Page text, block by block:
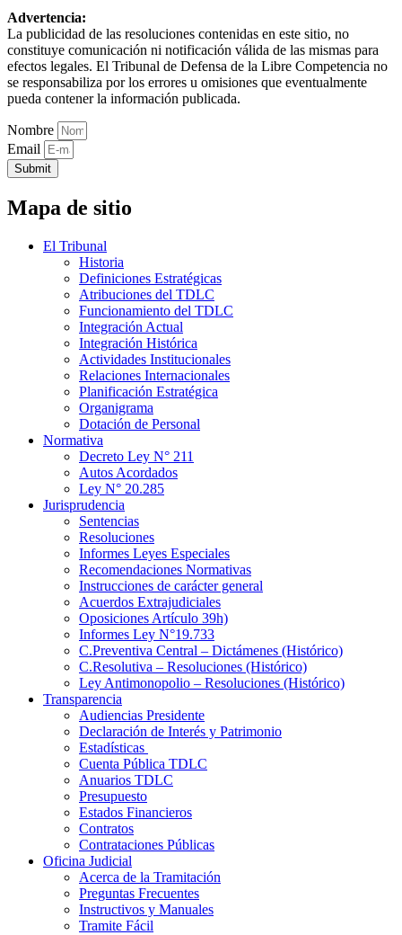
Advertencia:
La publicidad de las resoluciones contenidas en este sitio, no
constituye comunicación ni notificación válida de las mismas para
efectos legales. El Tribunal de Defensa de la Libre Competencia no
se responsabiliza por los errores u omisiones que eventualmente
pueda contener la información publicada.
Nombre
Email
Submit
Mapa de sitio
El Tribunal
Historia
Definiciones Estratégicas
Atribuciones del TDLC
Funcionamiento del TDLC
Integración Actual
Integración Histórica
Actividades Institucionales
Relaciones Internacionales
Planificación Estratégica
Organigrama
Dotación de Personal
Normativa
Decreto Ley N° 211
Autos Acordados
Ley N° 20.285
Jurisprudencia
Sentencias
Resoluciones
Informes Leyes Especiales
Recomendaciones Normativas
Instrucciones de carácter general
Acuerdos Extrajudiciales
Oposiciones Artículo 39h)
Informes Ley N°19.733
C.Preventiva Central – Dictámenes (Histórico)
C.Resolutiva – Resoluciones (Histórico)
Ley Antimonopolio – Resoluciones (Histórico)
Transparencia
Audiencias Presidente
Declaración de Interés y Patrimonio
Estadísticas
Cuenta Pública TDLC
Anuarios TDLC
Presupuesto
Estados Financieros
Contratos
Contrataciones Públicas
Oficina Judicial
Acerca de la Tramitación
Preguntas Frecuentes
Instructivos y Manuales
Tramite Fácil